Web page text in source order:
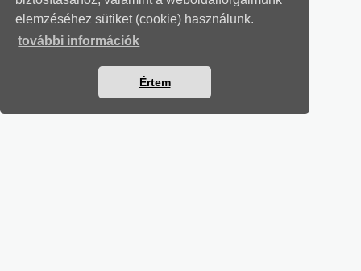
elemzéséhez sütiket (cookie) használunk.
további információk
Értem